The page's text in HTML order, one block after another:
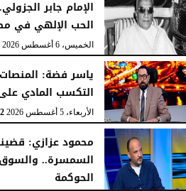
الإمام جابر
الحب الإلهي في
الخميس، 6 أغسطس 2026
ياسر فضة:
التكسب المادي
الأربعاء، 5 أغسطس 2026
محمود عزازي:
السمسرة..
الحوكمة